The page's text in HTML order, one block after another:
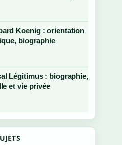
Koenig : orientation
biographie
Légitimus : biographie,
et vie privée